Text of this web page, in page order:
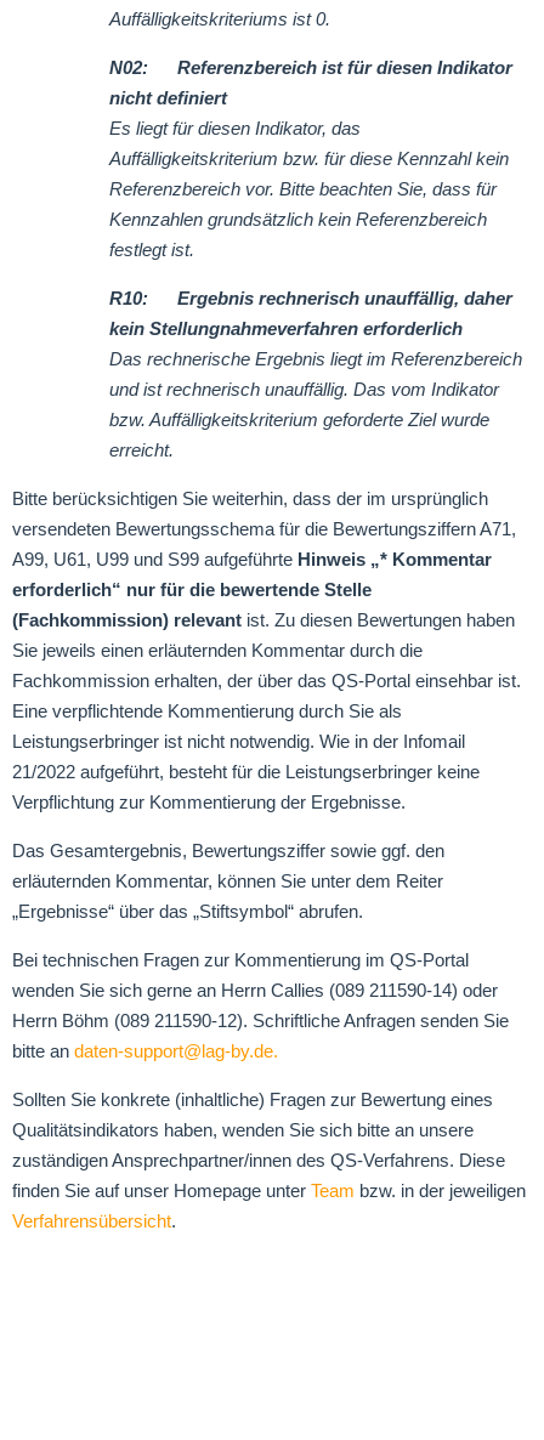
Auffälligkeitskriteriums ist 0.
N02: Referenzbereich ist für diesen Indikator
nicht definiert
Es liegt für diesen Indikator, das
Auffälligkeitskriterium bzw. für diese Kennzahl kein
Referenzbereich vor. Bitte beachten Sie, dass für
Kennzahlen grundsätzlich kein Referenzbereich
festlegt ist.
R10: Ergebnis rechnerisch unauffällig, daher
kein Stellungnahmeverfahren erforderlich
Das rechnerische Ergebnis liegt im Referenzbereich
und ist rechnerisch unauffällig. Das vom Indikator
bzw. Auffälligkeitskriterium geforderte Ziel wurde
erreicht.
Bitte berücksichtigen Sie weiterhin, dass der im ursprünglich
versendeten Bewertungsschema für die Bewertungsziffern A71,
A99, U61, U99 und S99 aufgeführte Hinweis „* Kommentar
erforderlich“ nur für die bewertende Stelle
(Fachkommission) relevant ist. Zu diesen Bewertungen haben
Sie jeweils einen erläuternden Kommentar durch die
Fachkommission erhalten, der über das QS-Portal einsehbar ist.
Eine verpflichtende Kommentierung durch Sie als
Leistungserbringer ist nicht notwendig. Wie in der Infomail
21/2022 aufgeführt, besteht für die Leistungserbringer keine
Verpflichtung zur Kommentierung der Ergebnisse.
Das Gesamtergebnis, Bewertungsziffer sowie ggf. den
erläuternden Kommentar, können Sie unter dem Reiter
„Ergebnisse“ über das „Stiftsymbol“ abrufen.
Bei technischen Fragen zur Kommentierung im QS-Portal
wenden Sie sich gerne an Herrn Callies (089 211590-14) oder
Herrn Böhm (089 211590-12). Schriftliche Anfragen senden Sie
bitte an daten-support@lag-by.de.
Sollten Sie konkrete (inhaltliche) Fragen zur Bewertung eines
Qualitätsindikators haben, wenden Sie sich bitte an unsere
zuständigen Ansprechpartner/innen des QS-Verfahrens. Diese
finden Sie auf unser Homepage unter Team bzw. in der jeweiligen
Verfahrensübersicht.